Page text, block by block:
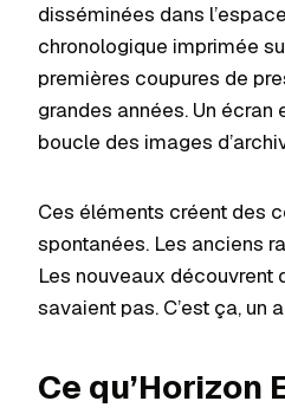
disséminées dans
chronologique imprimée
premières coupures de
grandes années. Un écran
boucle des images
Ces éléments créent des
spontanées. Les anciens
Les nouveaux découvrent
savaient pas. C’est ça, un
Ce qu’Horizon